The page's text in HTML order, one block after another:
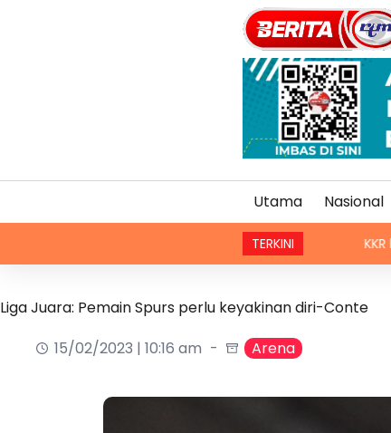
Utama Nasional
TERKINIKKR harap
Liga Juara: Pemain Spurs perlu keyakinan diri-Conte
15/02/2023 | 10:16 am
Arena